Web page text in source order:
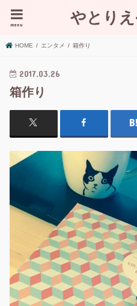
やとり
menu
HOME エンタメ 箱作り
2017.03.26
箱作り